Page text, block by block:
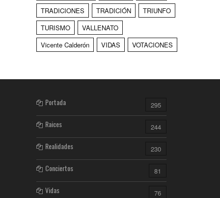
TRADICIONES
TRADICIÓN
TRIUNFO
TURISMO
VALLENATO
Vicente Calderón
VIDAS VOTACIONES
Portada 295
Raices 244
Realidades 230
Conciertos 81
Vidas 76